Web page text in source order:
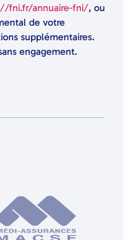
fni.fr/annuaire-fni/, ou
de votre
supplémentaires.
engagement.